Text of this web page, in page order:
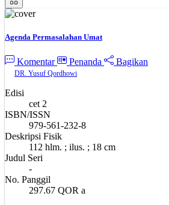
Agenda Permasalahan Umat
Komentar Penanda Bagikan
DR. Yusuf Qordhowi
Edisi
cet 2
ISBN/ISSN
979-561-232-8
Deskripsi Fisik
112 hlm. ; ilus. ; 18 cm
Judul Seri
-
No. Panggil
297.67 QOR a